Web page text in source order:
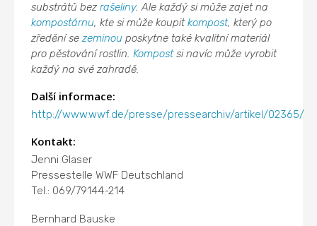
substrátů bezrašeliny. Ale každý si může zajet na
kompostárnu, kte si může koupitkompost, který po
zředění sezeminou poskytne také kvalitní materiál
pro pěstování rostlin.Kompostsi navíc může vyrobit
každý na své zahradě.
Další informace:
http://www.wwf.de/presse/pressearchiv/artikel/02365/
Kontakt:
Jenni Glaser
Pressestelle WWF Deutschland
Tel.: 069/79144-214
Bernhard Bauske